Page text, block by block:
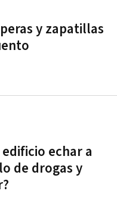
y zapatillas
echar a
de drogas y